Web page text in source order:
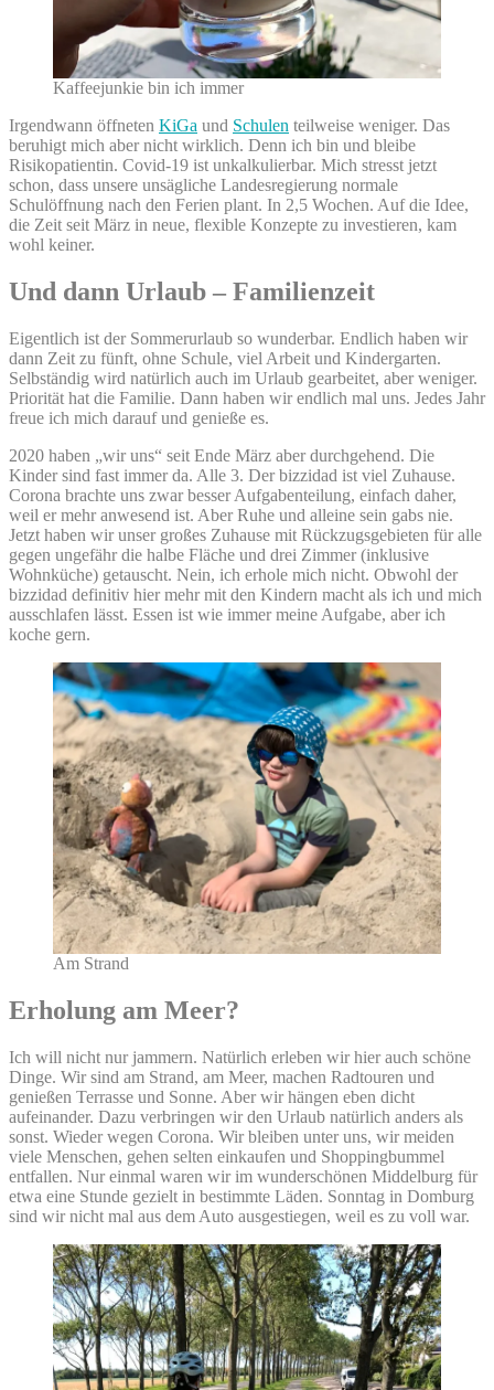
Kaffeejunkie bin ich immer
Irgendwann öffneten KiGa und Schulen teilweise weniger. Das
beruhigt mich aber nicht wirklich. Denn ich bin und bleibe
Risikopatientin. Covid-19 ist unkalkulierbar. Mich stresst jetzt
schon, dass unsere unsägliche Landesregierung normale
Schulöffnung nach den Ferien plant. In 2,5 Wochen. Auf die Idee,
die Zeit seit März in neue, flexible Konzepte zu investieren, kam
wohl keiner.
Und dann Urlaub – Familienzeit
Eigentlich ist der Sommerurlaub so wunderbar. Endlich haben wir
dann Zeit zu fünft, ohne Schule, viel Arbeit und Kindergarten.
Selbständig wird natürlich auch im Urlaub gearbeitet, aber weniger.
Priorität hat die Familie. Dann haben wir endlich mal uns. Jedes Jahr
freue ich mich darauf und genieße es.
2020 haben „wir uns“ seit Ende März aber durchgehend. Die
Kinder sind fast immer da. Alle 3. Der bizzidad ist viel Zuhause.
Corona brachte uns zwar besser Aufgabenteilung, einfach daher,
weil er mehr anwesend ist. Aber Ruhe und alleine sein gabs nie.
Jetzt haben wir unser großes Zuhause mit Rückzugsgebieten für alle
gegen ungefähr die halbe Fläche und drei Zimmer (inklusive
Wohnküche) getauscht. Nein, ich erhole mich nicht. Obwohl der
bizzidad definitiv hier mehr mit den Kindern macht als ich und mich
ausschlafen lässt. Essen ist wie immer meine Aufgabe, aber ich
koche gern.
Am Strand
Erholung am Meer?
Ich will nicht nur jammern. Natürlich erleben wir hier auch schöne
Dinge. Wir sind am Strand, am Meer, machen Radtouren und
genießen Terrasse und Sonne. Aber wir hängen eben dicht
aufeinander. Dazu verbringen wir den Urlaub natürlich anders als
sonst. Wieder wegen Corona. Wir bleiben unter uns, wir meiden
viele Menschen, gehen selten einkaufen und Shoppingbummel
entfallen. Nur einmal waren wir im wunderschönen Middelburg für
etwa eine Stunde gezielt in bestimmte Läden. Sonntag in Domburg
sind wir nicht mal aus dem Auto ausgestiegen, weil es zu voll war.